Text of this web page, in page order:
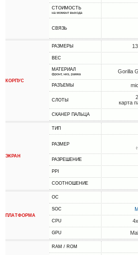
СТОИМОСТЬ
на момент выхода
СВЯЗЬ
КОРПУС
РАЗМЕРЫ
ВЕС
МАТЕРИАЛ
фронт, низ, рамка Gorilla
РАЗЪЕМЫ
СЛОТЫ
карта
СКАНЕР ПАЛЬЦА
ЭКРАН
ТИП
РАЗМЕР
РАЗРЕШЕНИЕ
PPI
СООТНОШЕНИЕ
ПЛАТФОРМА
ОС
SOC
CPU
GPU
RAM / ROM